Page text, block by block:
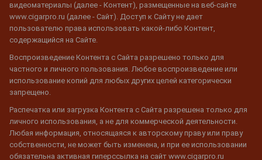
видеоматериалы (далее - Контент), размещенные на веб-сайте
www.cigarpro.ru (далее - Сайт). Доступ к Сайту не дает
пользователю права использовать какой-либо Контент,
содержащийся на Сайте.
Воспроизведение Контента с Сайта разрешено только для
частного и личного пользования. Любое воспроизведение или
использование копий для любых других целей категорически
запрещено.
Распечатка или загрузка Контента с Сайта разрешена только для
личного использования, а не для коммерческой деятельности.
Любая информация, относящаяся к авторскому праву или праву
собственности, не может быть изменена, и при ее использовании
обязательна активная гиперссылка на сайт www.cigarpro.ru